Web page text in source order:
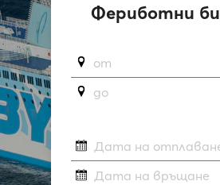
Фериботни
от
до
Дата на
Дата на връщане